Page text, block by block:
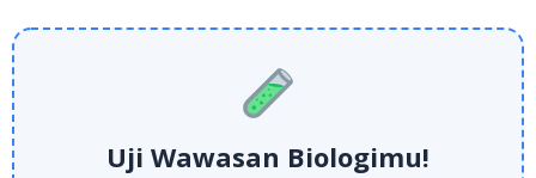
Uji Wawasan Biologimu!